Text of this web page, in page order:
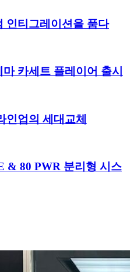
인티그레이션을 품다
카세트 플레이어 출시
인업의 세대교체
& 80 PWR 분리형 시스